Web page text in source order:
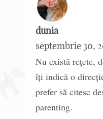
dunia
septembrie 30,
Nu există rețete,
îți indică o
prefer să citesc
parenting.